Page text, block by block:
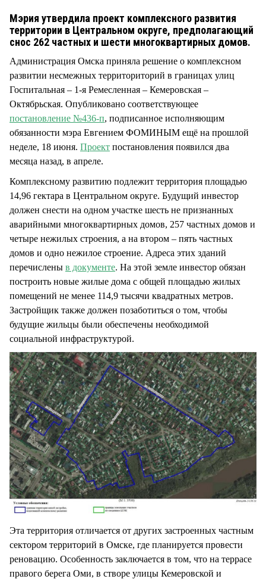
Мэрия утвердила проект комплексного развития
территории в Центральном округе, предполагающий
снос 262 частных и шести многоквартирных домов.
Администрация Омска приняла решение о комплексном
развитии несмежных территориторий в границах улиц
Госпитальная – 1-я Ремесленная – Кемеровская –
Октябрьская. Опубликовано соответствующее
постановление №436-п, подписанное исполняющим
обязанности мэра Евгением ФОМИНЫМ ещё на прошлой
неделе, 18 июня. Проект постановления появился два
месяца назад, в апреле.
Комплексному развитию подлежит территория площадью
14,96 гектара в Центральном округе. Будущий инвестор
должен снести на одном участке шесть не признанных
аварийными многоквартирных домов, 257 частных домов и
четыре нежилых строения, а на втором – пять частных
домов и одно нежилое строение. Адреса этих зданий
перечислены в документе. На этой земле инвестор обязан
построить новые жилые дома с общей площадью жилых
помещений не менее 114,9 тысячи квадратных метров.
Застройщик также должен позаботиться о том, чтобы
будущие жильцы были обеспечены необходимой
социальной инфраструктурой.
Эта территория отличается от других застроенных частным
сектором территорий в Омске, где планируется провести
реновацию. Особенность заключается в том, что на террасе
правого берега Оми, в створе улицы Кемеровской и